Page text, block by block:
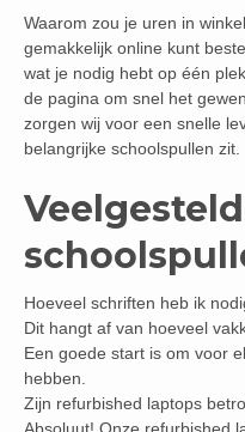
Waarom zou je uren in
gemakkelijk online kunt
wat je nodig hebt op één
de pagina om snel het
zorgen wij voor een snelle
belangrijke schoolspullen zit.
Hoeveel schriften heb ik
Dit hangt af van hoeveel
Een goede start is om voor
hebben.
Zijn refurbished laptops